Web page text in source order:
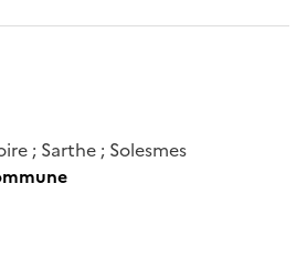
; Sarthe ; Solesmes